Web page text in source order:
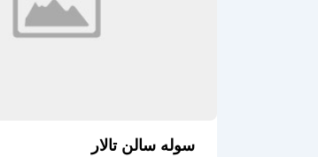
سوله سالن تالار